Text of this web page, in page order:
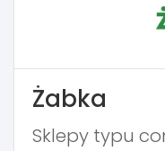
Żabka
Sklepy typu